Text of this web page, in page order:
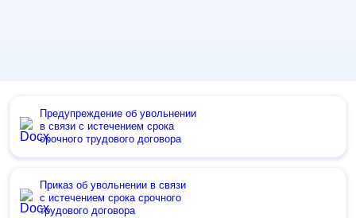
Предупреждение об увольнении
в связи с истечением срока
срочного трудового договора
Приказ об увольнении в связи
с истечением срока срочного
трудового договора